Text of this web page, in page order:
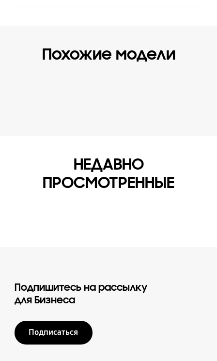
Похожие модели
НЕДАВНО
ПРОСМОТРЕННЫЕ
Подпишитесь на рассылку
для Бизнеса
Подписаться